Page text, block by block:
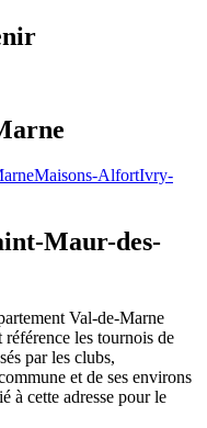
Maisons-AlfortIvry-
Maur-des-
Val-de-Marne
les tournois de
par les clubs,
et de ses environs
à cette adresse pour le